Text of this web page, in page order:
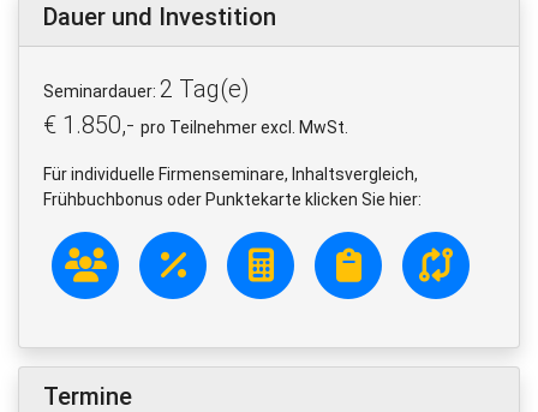
Dauer und Investition
Seminardauer: 2 Tag(e)
€ 1.850,- pro Teilnehmer excl. MwSt.
Für individuelle Firmenseminare, Inhaltsvergleich,
Frühbuchbonus oder Punktekarte klicken Sie hier:
Termine